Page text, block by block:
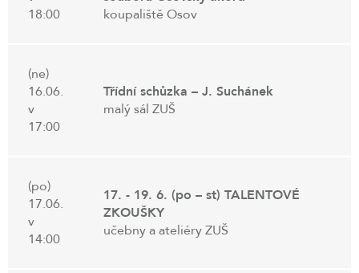
18:00
koupaliště Osov
(ne)
16.06.
v
17:00
Třídní schůzka – J. Suchánek
malý sál ZUŠ
(po)
17.06.
v
14:00
17. - 19. 6. (po – st) TALENTOVÉ
ZKOUŠKY
učebny a ateliéry ZUŠ